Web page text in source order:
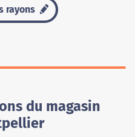
rayons
du magasin